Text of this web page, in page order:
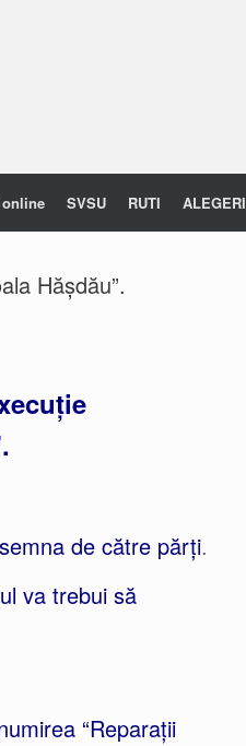
SVSU RUTI ALEGERI
Hășdău”.
de către părți.
va trebui să
“Reparații